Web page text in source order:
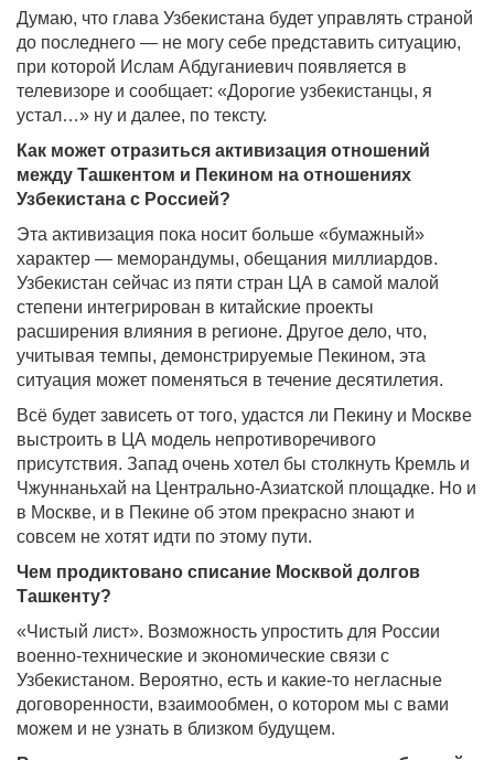
Думаю, что глава Узбекистана будет управлять страной
до последнего — не могу себе представить ситуацию,
при которой Ислам Абдуганиевич появляется в
телевизоре и сообщает: «Дорогие узбекистанцы, я
устал…» ну и далее, по тексту.
Как может отразиться активизация отношений
между Ташкентом и Пекином на отношениях
Узбекистана с Россией?
Эта активизация пока носит больше «бумажный»
характер — меморандумы, обещания миллиардов.
Узбекистан сейчас из пяти стран ЦА в самой малой
степени интегрирован в китайские проекты
расширения влияния в регионе. Другое дело, что,
учитывая темпы, демонстрируемые Пекином, эта
ситуация может поменяться в течение десятилетия.
Всё будет зависеть от того, удастся ли Пекину и Москве
выстроить в ЦА модель непротиворечивого
присутствия. Запад очень хотел бы столкнуть Кремль и
Чжуннаньхай на Центрально-Азиатской площадке. Но и
в Москве, и в Пекине об этом прекрасно знают и
совсем не хотят идти по этому пути.
Чем продиктовано списание Москвой долгов
Ташкенту?
«Чистый лист». Возможность упростить для России
военно-технические и экономические связи с
Узбекистаном. Вероятно, есть и какие-то негласные
договоренности, взаимообмен, о котором мы с вами
можем и не узнать в близком будущем.